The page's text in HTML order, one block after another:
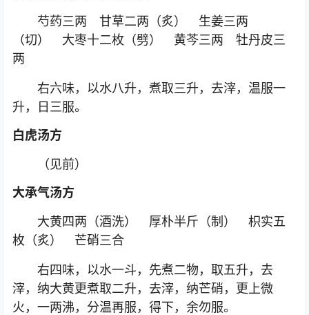
芍药三两 甘草二两（炙） 生姜三两
（切） 大枣十二枚（劈） 黄芩三两 牡丹皮三
两
右六味，以水八升，煮取三升，去滓，温服一
升，日三服。
白虎汤方
（见前）
大承气汤方
大黄四两（酒洗） 厚朴半斤（制） 枳实五
枚（炙） 芒硝三合
右四味，以水一斗，先煮二物，取五升，去
滓，纳大黄更煮取二升，去滓，纳芒硝，更上微
火，一两沸，分温再服，得下，余勿服。